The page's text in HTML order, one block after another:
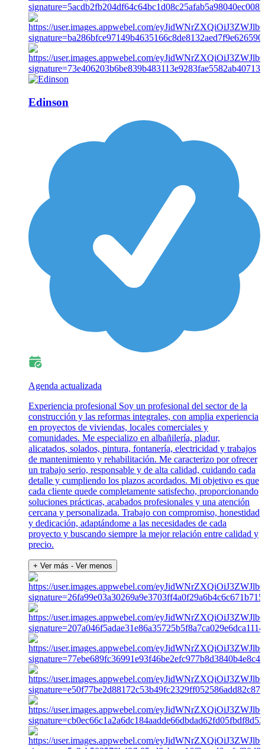
Edinson
Agenda actualizada
Experiencia profesional Soy un profesional del sector de la
construcción y las reformas integrales, con amplia experiencia
en proyectos de viviendas, locales comerciales y
comunidades. Me especializo en albañilería, pladur,
alicatados, solados, pintura, fontanería, electricidad y trabajos
de mantenimiento y rehabilitación. Me caracterizo por ofrecer
un trabajo serio, responsable y de alta calidad, cuidando cada
detalle y cumpliendo los plazos acordados. Mi objetivo es que
cada cliente quede completamente satisfecho, proporcionando
soluciones prácticas, acabados profesionales y una atención
cercana y personalizada. Trabajo con compromiso, honestidad
y dedicación, adaptándome a las necesidades de cada
proyecto y buscando siempre la mejor relación entre calidad y
precio.
+ Ver más - Ver menos